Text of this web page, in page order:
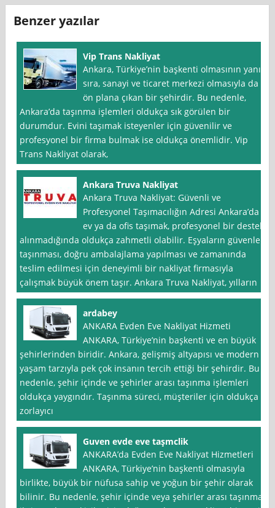
Benzer yazılar
Vip Trans Nakliyat
Ankara, Türkiye’nin başkenti olmasının yanı
sıra, sanayi ve ticaret merkezi olmasıyla da
ön plana çıkan bir şehirdir. Bu nedenle,
Ankara’da taşınma işlemleri oldukça sık görülen bir
durumdur. Evini taşımak isteyenler için güvenilir ve
profesyonel bir firma bulmak ise oldukça önemlidir. Vip
Trans Nakliyat olarak,
Ankara Truva Nakliyat
Ankara Truva Nakliyat: Güvenli ve
Profesyonel Taşımacılığın Adresi Ankara’da
ev ya da ofis taşımak, profesyonel bir destek
alınmadığında oldukça zahmetli olabilir. Eşyaların güvenle
taşınması, doğru ambalajlama yapılması ve zamanında
teslim edilmesi için deneyimli bir nakliyat firmasıyla
çalışmak büyük önem taşır. Ankara Truva Nakliyat, yılların
ardabey
ANKARA Evden Eve Nakliyat Hizmeti
ANKARA, Türkiye’nin başkenti ve en büyük
şehirlerinden biridir. Ankara, gelişmiş altyapısı ve modern
yaşam tarzıyla pek çok insanın tercih ettiği bir şehirdir. Bu
nedenle, şehir içinde ve şehirler arası taşınma işlemleri
oldukça yaygındır. Taşınma süreci, müşteriler için oldukça
zorlayıcı
Guven evde eve taşmclik
ANKARA’da Evden Eve Nakliyat Hizmetleri
ANKARA, Türkiye’nin başkenti olmasıyla
birlikte, büyük bir nüfusa sahip ve yoğun bir şehir olarak
bilinir. Bu nedenle, şehir içinde veya şehirler arası taşınma